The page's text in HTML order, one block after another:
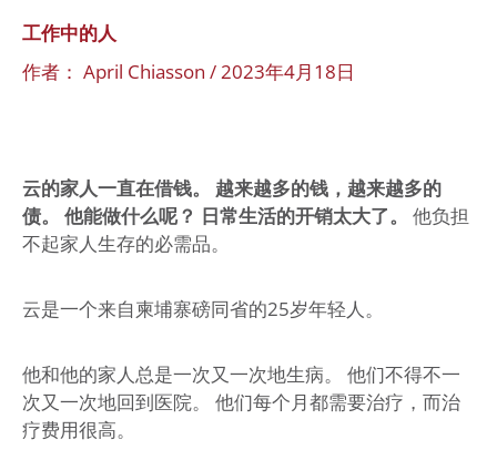
工作中的人
作者： April Chiasson /2023年4月18日
云的家人一直在借钱。 越来越多的钱，越来越多的
债。 他能做什么呢？ 日常生活的开销太大了。 他负担
不起家人生存的必需品。
云是一个来自柬埔寨磅同省的25岁年轻人。
他和他的家人总是一次又一次地生病。 他们不得不一
次又一次地回到医院。 他们每个月都需要治疗，而治
疗费用很高。